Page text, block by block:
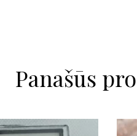
Panašūs